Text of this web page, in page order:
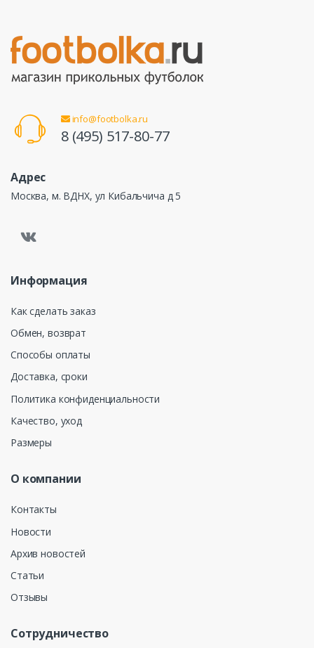
info@footbolka.ru
8 (495) 517-80-77
Адрес
Москва, м. ВДНХ, ул Кибальчича д 5
Информация
Как сделать заказ
Обмен, возврат
Способы оплаты
Доставка, сроки
Политика конфиденциальности
Качество, уход
Размеры
О компании
Контакты
Новости
Архив новостей
Статьи
Отзывы
Сотрудничество